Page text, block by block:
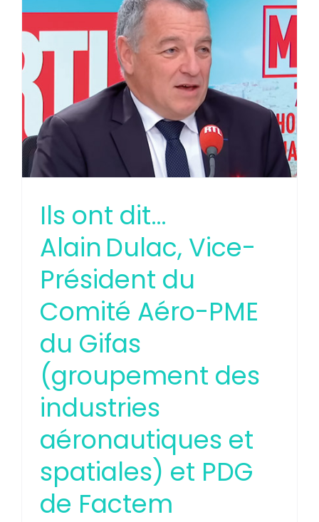
Ils ont dit…
Alain Dulac, Vice-
Président du
Comité Aéro-PME
du Gifas
(groupement des
industries
aéronautiques et
spatiales) et PDG
de Factem